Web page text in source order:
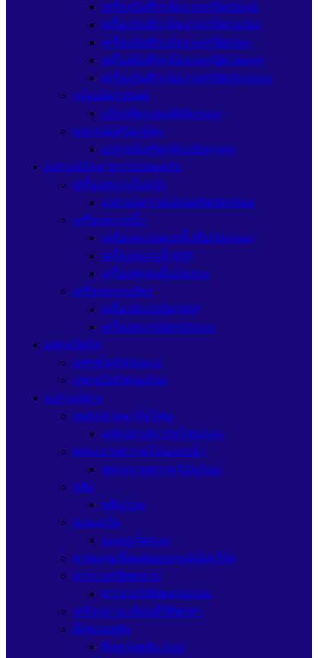
เครื่องบันทึกกล้องวงจรปิดHilook
เครื่องบันทึกกล้องวงจรปิดTp-link
เครื่องบันทึกกล้องวงจรปิดImou
เครื่องบันทึกกล้องวงจรปิดUniarch
เครื่องบันทึกกล้องวงจรปิดHikvision
กล้องติดรถยนต์
กล้องติดรถยนต์Hikvision
อุปกรณ์เสริมกล้อง
อุปกรณ์เสริมกล้องHikvision
อุปกรณ์รักษาความปลอดภัย
เครื่องสแกนใบหน้า
อุปกรณ์ความปลอดภัยHikvision
เครื่องสแกนนิ้ว
เครื่องสแกนลายนิ้วมือHikvision
เครื่องสแกนนิ้วHIP
เครื่องสแกนนิ้วZKteco
เครื่องสแกนบัตร
เครื่องสแกนบัตรHIP
เครื่องสแกนบัตรZKteco
แฟรชไดร์ฟ
แฟรชไดร์ฟApacer
แฟรชไดร์ฟSanDisk
อุปกรณ์ช่าง
เคสเปล่าสมาร์ทโฟน
เคสเปล่าสมาร์ทโฟนAsus
ชุดระบายความร้อนแบบน้ำ
ชุดระบายความร้อนAsus
หูฟัง
หูฟังAsus
เมนบอร์ด
เมนบอร์ดAsus
สายแลนเชื่อมต่ออุปกรณ์เน็ตเวิร์ค
พาวเวอร์ซัพพลาย
พาวเวอร์ซัพพลายAsus
เครื่องอ่าน-เขียนดีวีดีพกพา
ที่แขวนหูฟัง
ที่แขวนหูฟัง Asus